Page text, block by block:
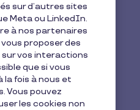
au
chèques
duo
sur d’autres sites
Meta ou LinkedIn.
à nos partenaires
proposer des
vos interactions
que si vous
fois à nous et
Vous pouvez
les cookies non